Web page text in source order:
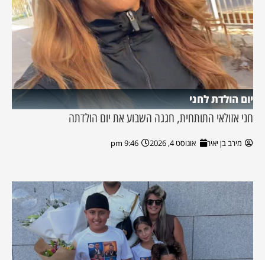
יום הולדת לחני
חני אזולאי התותחית, חגגה השבוע את יום הולדתה
מירב בן יאיר אוגוסט 4, 2026 9:46 pm